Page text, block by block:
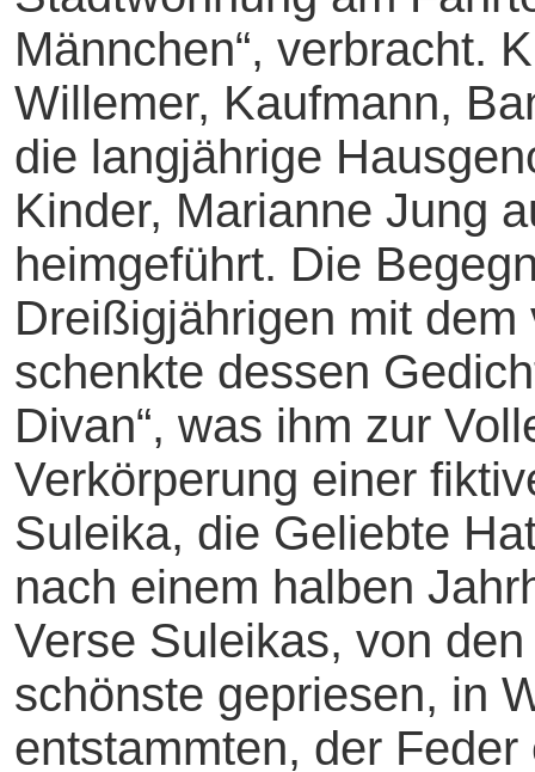
Männchen“, verbracht.
Willemer, Kaufmann,
die langjährige
Kinder, Marianne Jung
heimgeführt. Die
Dreißigjährigen mit
schenkte dessen
Divan“, was ihm zur
Verkörperung einer
Suleika, die Geliebte
nach einem halben
Verse Suleikas, von
schönste gepriesen, in
entstammten, der